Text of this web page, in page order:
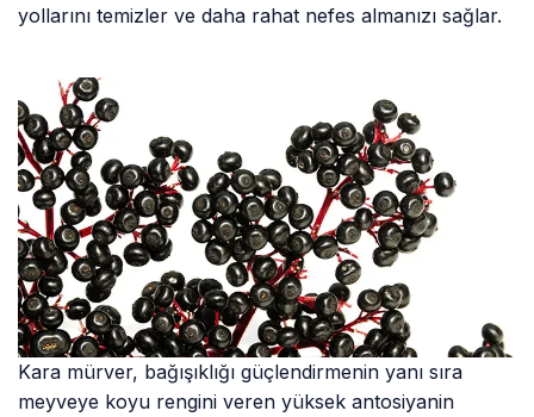
yollarını temizler ve daha rahat nefes almanızı sağlar.
Kara mürver, bağışıklığı güçlendirmenin yanı sıra
meyveye koyu rengini veren yüksek antosiyanin